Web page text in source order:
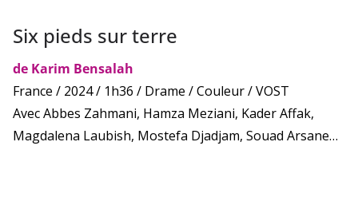
Six pieds sur terre
de Karim Bensalah
France / 2024 / 1h36 / Drame / Couleur / VOST
Avec Abbes Zahmani, Hamza Meziani, Kader Affak,
Magdalena Laubish, Mostefa Djadjam, Souad Arsane…